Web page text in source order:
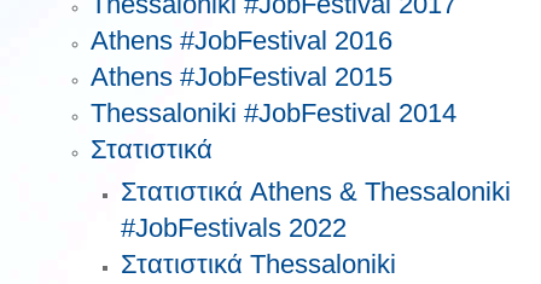
Athens #JobFestival 2016
Athens #JobFestival 2015
Thessaloniki #JobFestival 2014
Στατιστικά
Στατιστικά Athens & Thessaloniki
#JobFestivals 2022
Στατιστικά Thessaloniki